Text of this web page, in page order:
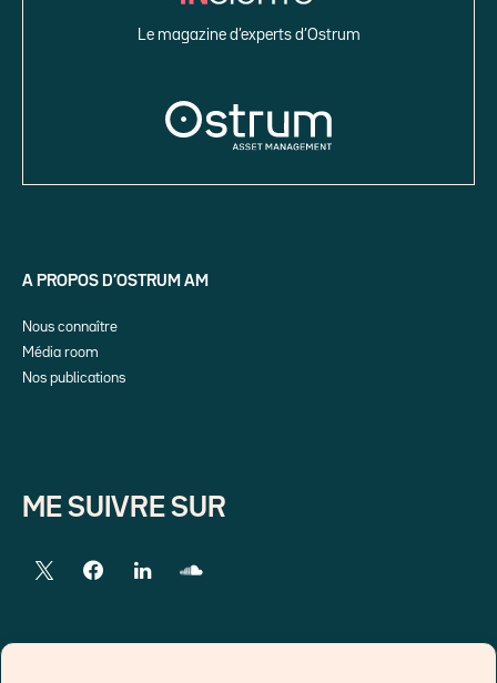
Le magazine d’experts d’Ostrum
A PROPOS D’OSTRUM AM
Nous connaître
Média room
Nos publications
ME SUIVRE SUR